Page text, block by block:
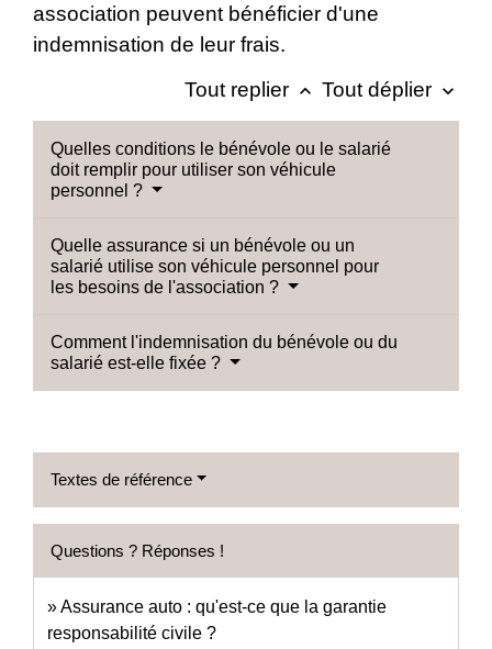
association peuvent bénéficier d'une
indemnisation de leur frais.
Tout replier keyboard_arrow_up Tout déplier keyboard_arrow_down
Quelles conditions le bénévole ou le salarié
doit remplir pour utiliser son véhicule
personnel ?
Quelle assurance si un bénévole ou un
salarié utilise son véhicule personnel pour
les besoins de l'association ?
Comment l'indemnisation du bénévole ou du
salarié est-elle fixée ?
Textes de référence
Questions ? Réponses !
Assurance auto : qu'est-ce que la garantie
responsabilité civile ?